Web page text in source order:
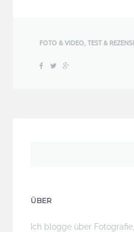
FOTO & VIDEO,TEST &
ÜBER
Ich blogge über